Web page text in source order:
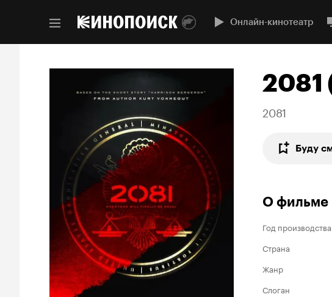
Онлайн-кинотеатр
2081
2081
Буду
О фильме
Год производства
Страна
Жанр
Слоган